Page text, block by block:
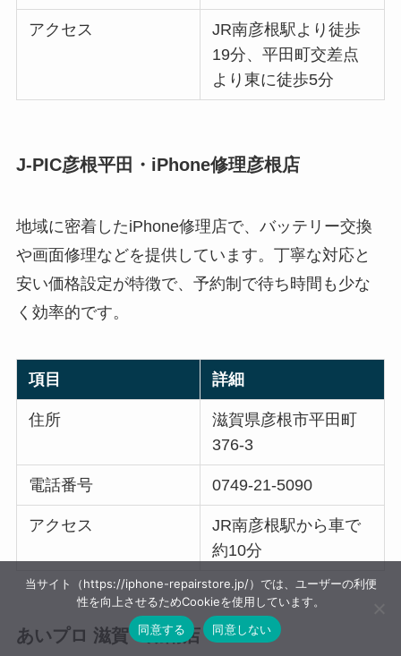
アクセス
JR南彦根駅より徒歩
19分、平田町交差点
より東に徒歩5分
J-PIC彦根平田・iPhone修理彦根店
地域に密着したiPhone修理店で、バッテリー交換
や画面修理などを提供しています。丁寧な対応と
安い価格設定が特徴で、予約制で待ち時間も少な
く効率的です。
項目 詳細
住所
滋賀県彦根市平田町
376-3
電話番号 0749-21-5090
アクセス
JR南彦根駅から車で
約10分
あいプロ 滋賀・湖南店
当サイト（https://iphone-repairstore.jp/）では、ユーザーの利便
性を向上させるためCookieを使用しています。
同意する
同意しない